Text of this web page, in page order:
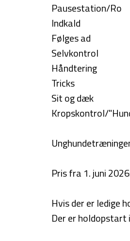
Pausestation/Ro
Indkald
Følges ad
Selvkontrol
Håndtering
Tricks
Sit og dæk
Kropskontrol/
Pris fra 1. juni
Hvis der er ledige
Der er holdopstart